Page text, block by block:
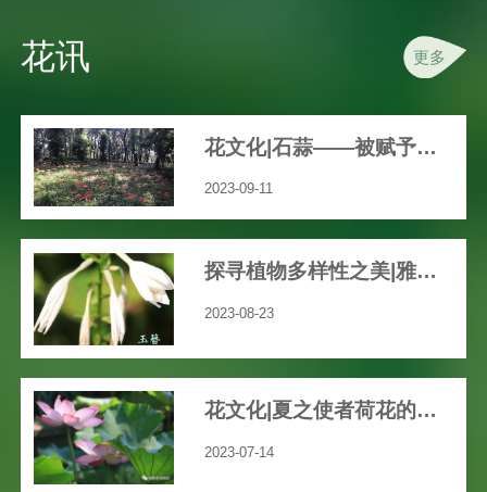
花讯 更多
花文化|石蒜——被赋予众多文艺、神秘色彩的花
2023-09-11
探寻植物多样性之美|雅致之花“玉簪”
2023-08-23
花文化|夏之使者荷花的渊远历史文化
2023-07-14